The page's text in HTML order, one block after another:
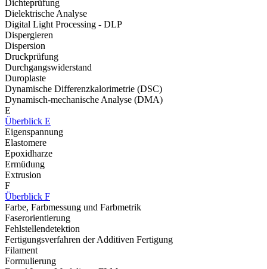
Dichteprüfung
Dielektrische Analyse
Digital Light Processing - DLP
Dispergieren
Dispersion
Druckprüfung
Durchgangswiderstand
Duroplaste
Dynamische Differenzkalorimetrie (DSC)
Dynamisch-mechanische Analyse (DMA)
E
Überblick E
Eigenspannung
Elastomere
Epoxidharze
Ermüdung
Extrusion
F
Überblick F
Farbe, Farbmessung und Farbmetrik
Faserorientierung
Fehlstellendetektion
Fertigungsverfahren der Additiven Fertigung
Filament
Formulierung